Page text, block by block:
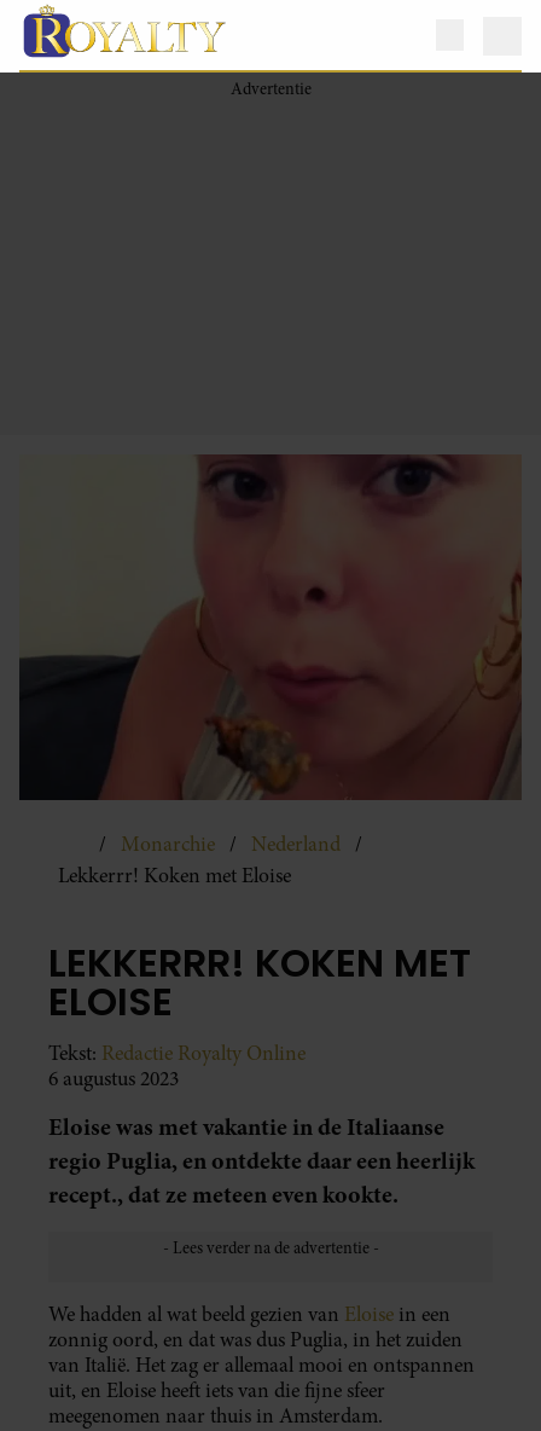
Monarchie
Nederland
Lekkerrr! Koken met Eloise
LEKKERRR! KOKEN MET
ELOISE
Tekst: Redactie Royalty Online
6 augustus 2023
Eloise was met vakantie in de Italiaanse
regio Puglia, en ontdekte daar een heerlijk
recept., dat ze meteen even kookte.
We hadden al wat beeld gezien van Eloise in een
zonnig oord, en dat was dus Puglia, in het zuiden
van Italië. Het zag er allemaal mooi en ontspannen
uit, en Eloise heeft iets van die fijne sfeer
meegenomen naar thuis in Amsterdam.